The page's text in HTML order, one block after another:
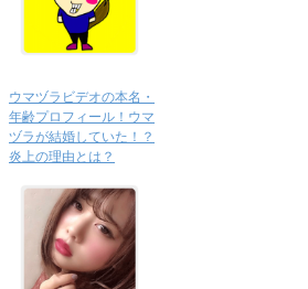
ウマヅラビデオの本名・
年齢プロフィール！ウマ
ヅラが結婚していた！？
炎上の理由とは？